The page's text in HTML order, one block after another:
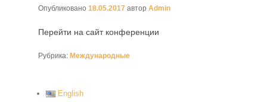
Опубликовано 18.05.2017 автор Admin
Перейти на сайт конференции
Рубрика: Международные
English